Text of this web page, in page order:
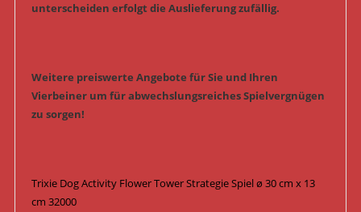
unterscheiden erfolgt die Auslieferung zufällig.
Weitere preiswerte Angebote für Sie und Ihren
Vierbeiner um für abwechslungsreiches Spielvergnügen
zu sorgen!
Trixie Dog Activity Flower Tower Strategie Spiel ø 30 cm x 13
cm 32000